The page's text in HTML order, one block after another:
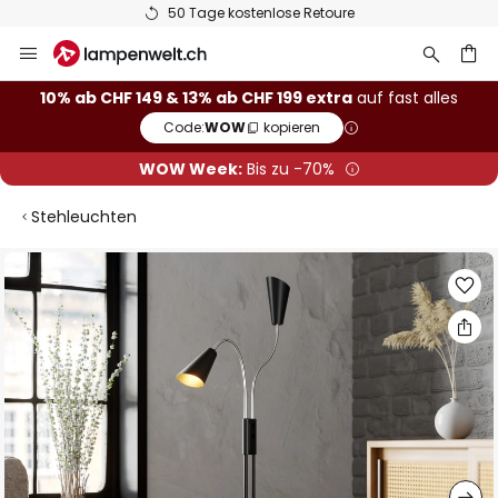
50 Tage kostenlose Retoure
Inhalt
springen
10% ab CHF 149 & 13% ab CHF 199 extra auf fast alles
Code:WOW kopieren
WOW Week:Bis zu -70%
Stehleuchten
Zum
Ende
der
Bildgalerie
springen